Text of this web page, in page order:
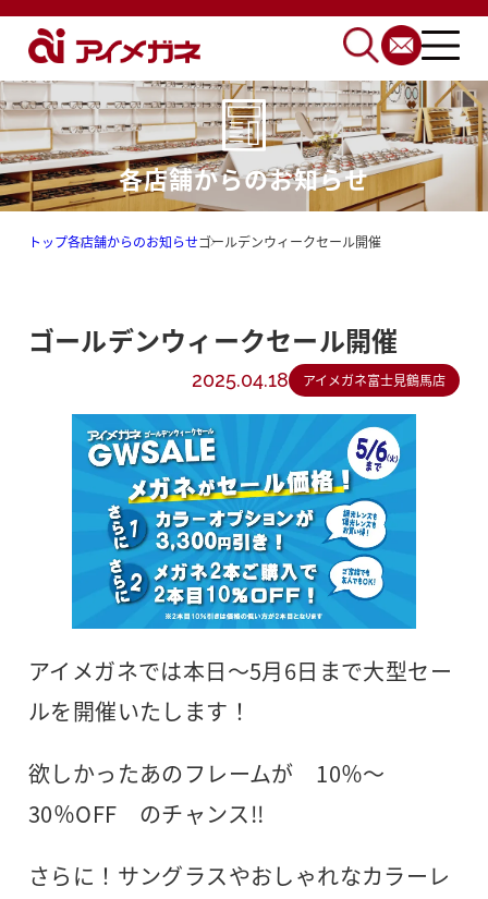
各店舗からのお知らせ
トップ各店舗からのお知らせゴールデンウィークセール開催
ゴールデンウィークセール開催
2025.04.18 アイメガネ富士見鶴馬店
アイメガネでは本日～5月6日まで大型セー
ルを開催いたします！
欲しかったあのフレームが 10％～
30％OFF のチャンス!!
さらに！サングラスやおしゃれなカラーレ